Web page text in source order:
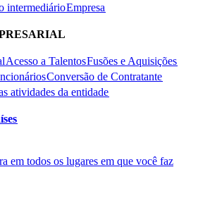
intermediário​​Empresa​​
Acesso a Talentos​​Fusões e Aquisições​​
Conversão de Contratante​​
atividades da entidade​​
em todos os lugares em que você faz